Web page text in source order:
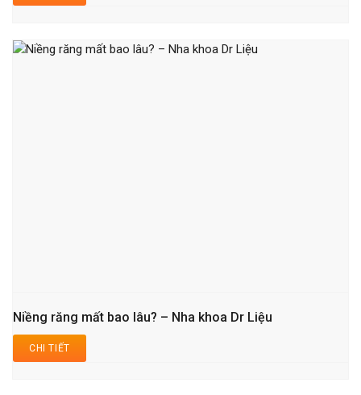
Niềng răng mất bao lâu? – Nha khoa Dr Liệu
CHI TIẾT